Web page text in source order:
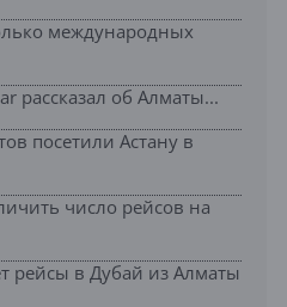
международных
рассказал об Алматы...
посетили Астану в
число рейсов на
рейсы в Дубай из Алматы